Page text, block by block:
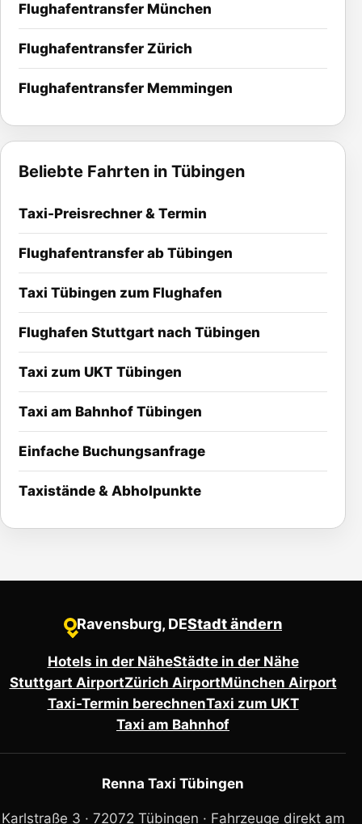
Flughafentransfer München
Flughafentransfer Zürich
Flughafentransfer Memmingen
Beliebte Fahrten in Tübingen
Taxi-Preisrechner & Termin
Flughafentransfer ab Tübingen
Taxi Tübingen zum Flughafen
Flughafen Stuttgart nach Tübingen
Taxi zum UKT Tübingen
Taxi am Bahnhof Tübingen
Einfache Buchungsanfrage
Taxistände & Abholpunkte
●Ravensburg, DEStadt ändern
Hotels in der NäheStädte in der Nähe
Stuttgart AirportZürich AirportMünchen Airport
Taxi-Termin berechnenTaxi zum UKT
Taxi am Bahnhof
Renna Taxi Tübingen
Karlstraße 3 · 72072 Tübingen · Fahrzeuge direkt am